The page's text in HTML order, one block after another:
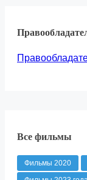
Все фильмы
Фильмы 2020